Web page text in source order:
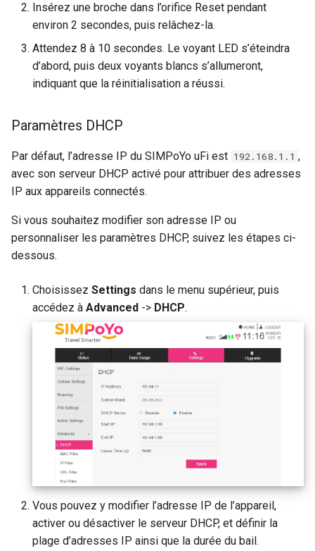
Insérez une broche dans l’orifice Reset pendant
environ 2 secondes, puis relâchez-la.
Attendez 8 à 10 secondes. Le voyant LED s’éteindra
d’abord, puis deux voyants blancs s’allumeront,
indiquant que la réinitialisation a réussi.
Paramètres DHCP
Par défaut, l’adresse IP du SIMPoYo uFi est 192.168.1.1 ,
avec son serveur DHCP activé pour attribuer des adresses
IP aux appareils connectés.
Si vous souhaitez modifier son adresse IP ou
personnaliser les paramètres DHCP, suivez les étapes ci-
dessous.
Choisissez Settings dans le menu supérieur, puis
accédez à Advanced -> DHCP.
Vous pouvez y modifier l’adresse IP de l’appareil,
activer ou désactiver le serveur DHCP, et définir la
plage d’adresses IP ainsi que la durée du bail.